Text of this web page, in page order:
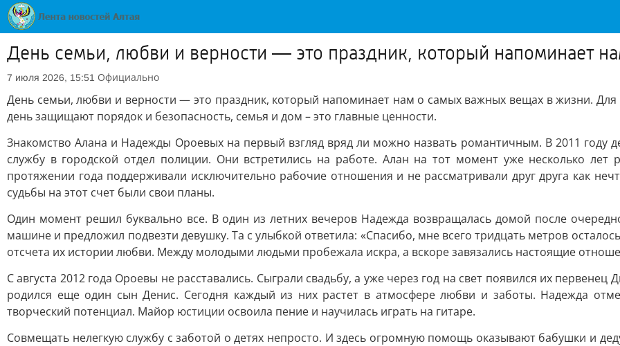
День семьи, любви и верности — это праздник, который напоминает
7 июля 2026, 15:51 Официально
День семьи, любви и верности — это праздник, который напоминает нам о самых важных вещах в жизни. Для
день защищают порядок и безопасность, семья и дом – это главные ценности.
Знакомство Алана и Надежды Ороевых на первый взгляд вряд ли можно назвать романтичным. В 2011
службу в городской отдел полиции. Они встретились на работе. Алан на тот момент уже несколько
протяжении года поддерживали исключительно рабочие отношения и не рассматривали друг друга как
судьбы на этот счет были свои планы.
Один момент решил буквально все. В один из летних вечеров Надежда возвращалась домой после
машине и предложил подвезти девушку. Та с улыбкой ответила: «Спасибо, мне всего тридцать метров
отсчета их истории любви. Между молодыми людьми пробежала искра, а вскоре завязались настоящие
С августа 2012 года Ороевы не расставались. Сыграли свадьбу, а уже через год на свет появился их первенец
родился еще один сын Денис. Сегодня каждый из них растет в атмосфере любви и заботы. Надежда
творческий потенциал. Майор юстиции освоила пение и научилась играть на гитаре.
Совмещать нелегкую службу с заботой о детях непросто. И здесь огромную помощь оказывают бабушки и